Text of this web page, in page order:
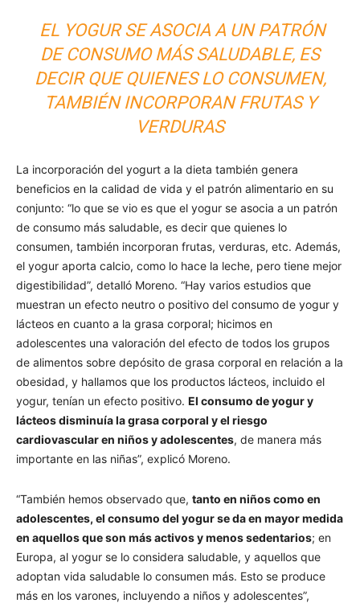
EL YOGUR SE ASOCIA A UN PATRÓN
DE CONSUMO MÁS SALUDABLE, ES
DECIR QUE QUIENES LO CONSUMEN,
TAMBIÉN INCORPORAN FRUTAS Y
VERDURAS
La incorporación del yogurt a la dieta también genera
beneficios en la calidad de vida y el patrón alimentario en su
conjunto: “lo que se vio es que el yogur se asocia a un patrón
de consumo más saludable, es decir que quienes lo
consumen, también incorporan frutas, verduras, etc. Además,
el yogur aporta calcio, como lo hace la leche, pero tiene mejor
digestibilidad”, detalló Moreno. “Hay varios estudios que
muestran un efecto neutro o positivo del consumo de yogur y
lácteos en cuanto a la grasa corporal; hicimos en
adolescentes una valoración del efecto de todos los grupos
de alimentos sobre depósito de grasa corporal en relación a la
obesidad, y hallamos que los productos lácteos, incluido el
yogur, tenían un efecto positivo. El consumo de yogur y
lácteos disminuía la grasa corporal y el riesgo
cardiovascular en niños y adolescentes, de manera más
importante en las niñas”, explicó Moreno.
“También hemos observado que, tanto en niños como en
adolescentes, el consumo del yogur se da en mayor medida
en aquellos que son más activos y menos sedentarios; en
Europa, al yogur se lo considera saludable, y aquellos que
adoptan vida saludable lo consumen más. Esto se produce
más en los varones, incluyendo a niños y adolescentes”,